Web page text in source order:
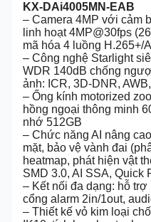
KX-DAi4005MN-EAB
– Camera 4MP với cảm
linh hoạt 4MP@30fps
mã hóa 4 luồng H.265+/
– Công nghệ Starlight
WDR 140dB chống
ảnh: ICR, 3D-DNR,
– Ống kính motorized
hồng ngoại thông minh
nhớ 512GB
– Chức năng AI nâng
mặt, bảo vệ vành đai
heatmap, phát hiện vật
SMD 3.0, AI SSA, Quick
– Kết nối đa dạng: hỗ
cổng alarm 2in/1out,
– Thiết kế vỏ kim loại